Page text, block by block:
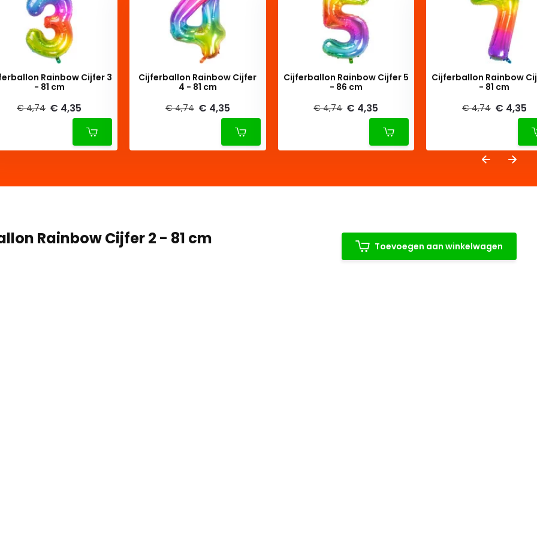
Rainbow Cijfer 3
- 81 cm
€ 4,74 € 4,35
Cijferballon Rainbow Cijfer
4 - 81 cm
€ 4,74 € 4,35
Cijferballon Rainbow Cijfer 5
- 86 cm
€ 4,74 € 4,35
Cijferballon Rainbow Cijfer 7
- 81 cm
€ 4,74 € 4,35
Rainbow Cijfer 2 - 81 cm Toevoegen aan winkelwagen